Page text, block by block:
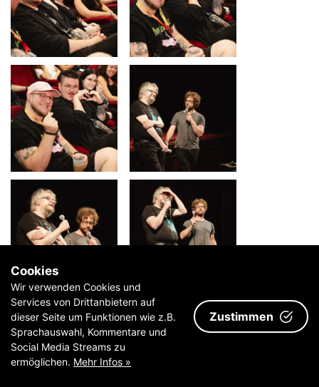
Cookies
Wir verwenden Cookies und
Services von Drittanbietern auf
dieser Seite um Funktionen wie z.B.
Sprachauswahl, Kommentare und
Social Media Streams zu
ermöglichen. Mehr Infos »
Zustimmen